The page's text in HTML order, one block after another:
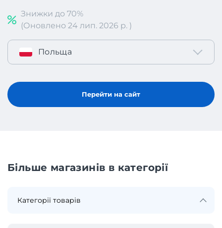
Знижки до 70%
(Оновлено 24 лип. 2026 р. )
Польща
Перейти на сайт
Більше магазинів в категорії